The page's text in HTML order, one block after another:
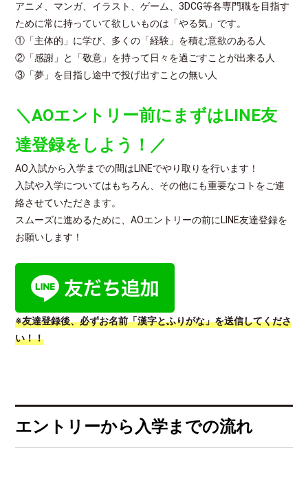
アニメ、マンガ、イラスト、ゲーム、3DCG等各専門職を目指す
ために常に持っていて欲しいものは「やる気」です。
①「主体的」に学び、多くの「経験」を積む意欲のある人
②「感謝」と「敬意」を持って日々を過ごすことが出来る人
③「夢」を目指し途中で投げ出すことの無い人
＼AOエントリー前に まずはLINE友
達登録をしよう！／
AO入試から入学までの間はLINEでやり取りを行います！
入試や入学についてはもちろん、その他にも重要なコトをご連
絡させていただきます。
スムーズに進めるために、AOエントリーの前にLINE友達登録を
お願いします！
※友達登録後、必ずお名前「漢字とふりがな」を送信してくださ
い！！
エントリーから入学までの流れ